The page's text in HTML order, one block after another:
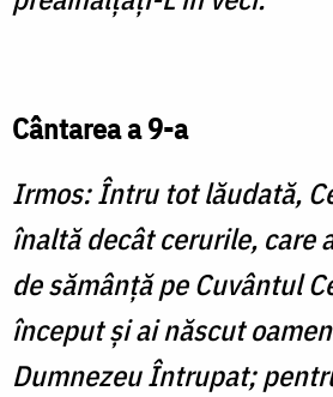
Cântarea a 9-a
Irmos: Întru tot lăudată,
înaltă decât cerurile, care
de sămânţă pe Cuvântul
început şi ai născut
Dumnezeu Întrupat;